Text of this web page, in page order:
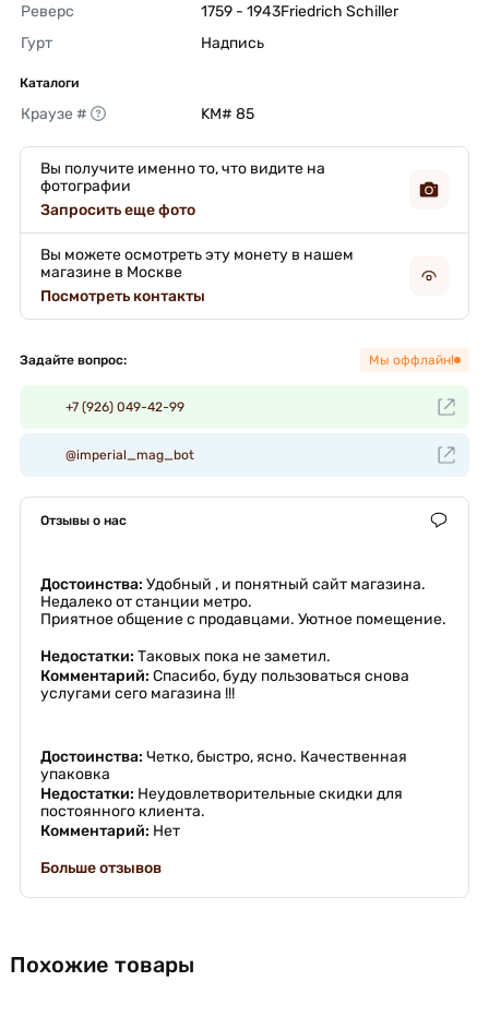
Реверс
1759 - 1943Friedrich Schiller
Гурт
Надпись
Каталоги
Краузе # KM# 85
Вы получите именно то, что видите на
фотографии
Запросить еще фото
Вы можете осмотреть эту монету в нашем
магазине в Москве
Посмотреть контакты
Задайте вопрос: Мы оффлайн!
+7 (926) 049-42-99
@imperial_mag_bot
Отзывы о нас
Достоинства: Удобный , и понятный сайт магазина.
Недалеко от станции метро.
Приятное общение с продавцами. Уютное помещение.
Недостатки: Таковых пока не заметил.
Комментарий: Спасибо, буду пользоваться снова
услугами сего магазина !!!
Достоинства: Четко, быстро, ясно. Качественная
упаковка
Недостатки: Неудовлетворительные скидки для
постоянного клиента.
Комментарий: Нет
Больше отзывов
Похожие товары